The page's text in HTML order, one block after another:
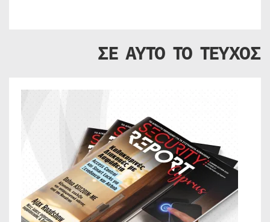
ΣΕ ΑΥΤΟ ΤΟ ΤΕΥΧΟΣ